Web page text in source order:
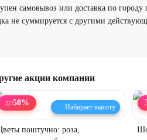
самовывоз или доставка по
не суммируется с другими
акции компании
ДО50% Набирает высоту
поштучно: роза,